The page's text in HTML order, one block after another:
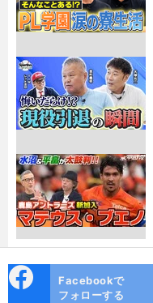
ok
Facebookで
フォローする